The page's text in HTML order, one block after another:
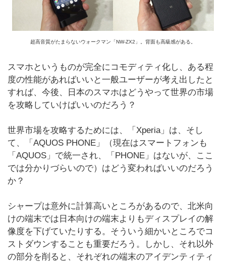
超高音質がたまらないウォークマン「NW-ZX2」。背面も高級感がある。
スマホというものが完全にコモディティ化し、ある程
度の性能があればいいと一般ユーザーが考え出したと
すれば、今後、日本のスマホはどうやって世界の市場
を攻略していけばいいのだろう？
世界市場を攻略するためには、「Xperia」は、そし
て、「AQUOS PHONE」（現在はスマートフォンも
「AQUOS」で統一され、「PHONE」はないが、ここ
では分かりづらいので）はどう変わればいいのだろう
か？
シャープは意外に計算高いところがあるので、北米向
けの端末では日本向けの端末よりもディスプレイの解
像度を下げていたりする。そういう細かいところでコ
ストダウンすることも重要だろう。しかし、それ以外
の部分を削ると、それぞれの端末のアイデンティティ